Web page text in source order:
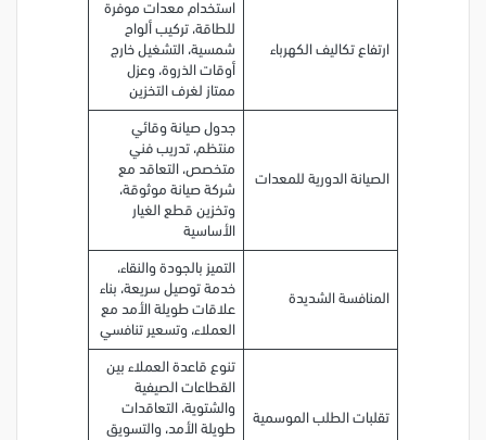
ارتفاع تكاليف الكهرباء
استخدام معدات موفرة
للطاقة، تركيب ألواح
شمسية، التشغيل خارج
أوقات الذروة، وعزل
ممتاز لغرف التخزين
الصيانة الدورية للمعدات
جدول صيانة وقائي
منتظم، تدريب فني
متخصص، التعاقد مع
شركة صيانة موثوقة،
وتخزين قطع الغيار
الأساسية
المنافسة الشديدة
التميز بالجودة والنقاء،
خدمة توصيل سريعة، بناء
علاقات طويلة الأمد مع
العملاء، وتسعير تنافسي
تقلبات الطلب الموسمية
تنوع قاعدة العملاء بين
القطاعات الصيفية
والشتوية، التعاقدات
طويلة الأمد، والتسويق